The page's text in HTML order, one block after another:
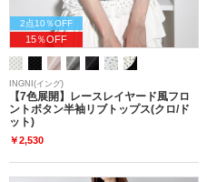
2点10％OFF
15％OFF
INGNI(イング)
【7色展開】レースレイヤード風フロ
ントボタン半袖リブトップス(クロ/ド
ット)
￥2,530